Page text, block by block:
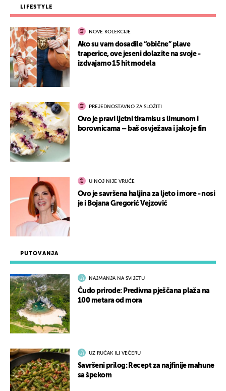
PUTOVANJA
NAJMANJA NA SVIJETU
Čudo prirode: Predivna pješčana plaža na
100 metara od mora
UZ RUČAK ILI VEČERU
Savršeni prilog: Recept za najfinije mahune
sa špekom
LIFESTYLE
NOVE KOLEKCIJE
Ako su vam dosadile “obične” plave
traperice, ove jeseni dolazite na svoje -
izdvajamo 15 hit modela
PREJEDNOSTAVNO ZA SLOŽITI
Ovo je pravi ljetni tiramisu s limunom i
borovnicama – baš osvježava i jako je fin
U NOJ NIJE VRUĆE
Ovo je savršena haljina za ljeto i more - nosi
je i Bojana Gregorić Vejzović